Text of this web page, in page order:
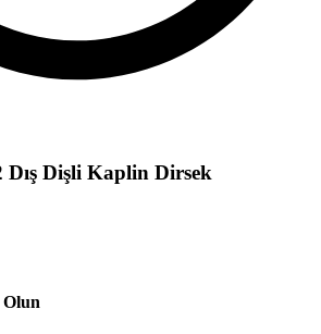
Dış Dişli Kaplin Dirsek
Olun